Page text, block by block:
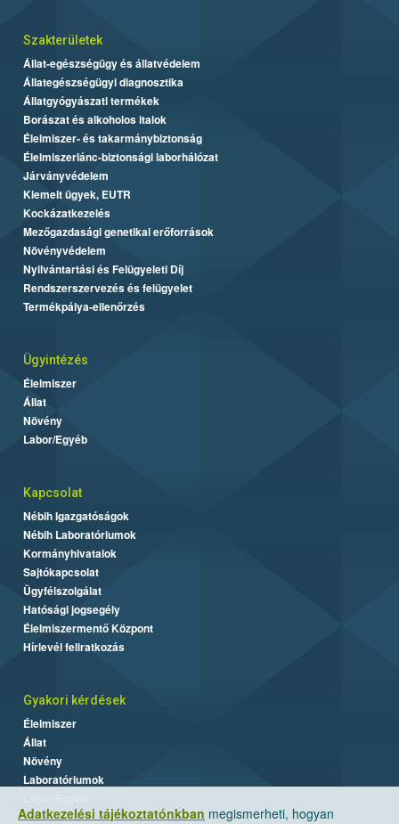
Adatkezelési tájékoztatónkban megismerheti, hogyan
Szakterületek
Állat-egészségügy és állatvédelem
Állategészségügyi diagnosztika
Állatgyógyászati termékek
Borászat és alkoholos italok
Élelmiszer- és takarmánybiztonság
Élelmiszerlánc-biztonsági laborhálózat
Járványvédelem
Kiemelt ügyek, EUTR
Kockázatkezelés
Mezőgazdasági genetikai erőforrások
Növényvédelem
Nyilvántartási és Felügyeleti Díj
Rendszerszervezés és felügyelet
Termékpálya-ellenőrzés
Ügyintézés
Élelmiszer
Állat
Növény
Labor/Egyéb
Kapcsolat
Nébih Igazgatóságok
Nébih Laboratóriumok
Kormányhivatalok
Sajtókapcsolat
Ügyfélszolgálat
Hatósági jogsegély
Élelmiszermentő Központ
Hírlevél feliratkozás
Gyakori kérdések
Élelmiszer
Állat
Növény
Laboratóriumok